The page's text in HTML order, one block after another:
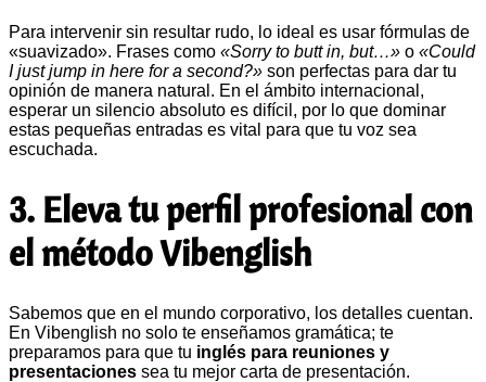
Para intervenir sin resultar rudo, lo ideal es usar fórmulas de
«suavizado». Frases como «Sorry to butt in, but…» o «Could
I just jump in here for a second?» son perfectas para dar tu
opinión de manera natural. En el ámbito internacional,
esperar un silencio absoluto es difícil, por lo que dominar
estas pequeñas entradas es vital para que tu voz sea
escuchada.
3. Eleva tu perfil profesional con
el método Vibenglish
Sabemos que en el mundo corporativo, los detalles cuentan.
En Vibenglish no solo te enseñamos gramática; te
preparamos para que tu inglés para reuniones y
presentaciones sea tu mejor carta de presentación.